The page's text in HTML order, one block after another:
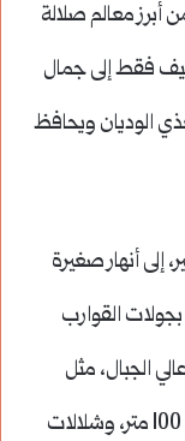
أبرز معالم صلالة
فقط إلى جمال
الوديان ويحافظ
إلى أنهار صغيرة
القوارب
الجبال، مثل
شلالات وادي دربات التي قد يصل ارتفاعها إلى 100 متر، وشلالات